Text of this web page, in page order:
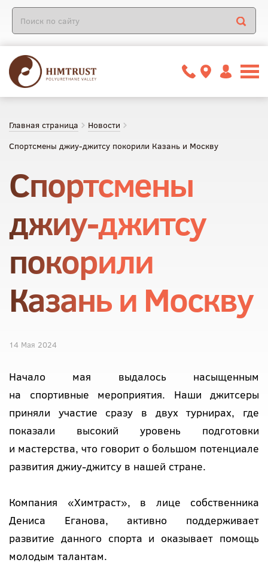
Главная страница
Новости
Спортсмены джиу-джитсу покорили Казань и Москву
Спортсмены
джиу-джитсу
покорили
Казань и Москву
14 Мая 2024
Начало мая выдалось насыщенным
на спортивные мероприятия. Наши джитсеры
приняли участие сразу в двух турнирах, где
показали высокий уровень подготовки
и мастерства, что говорит о большом потенциале
развития джиу-джитсу в нашей стране.
Компания «Химтраст», в лице собственника
Дениса Еганова, активно поддерживает
развитие данного спорта и оказывает помощь
молодым талантам.